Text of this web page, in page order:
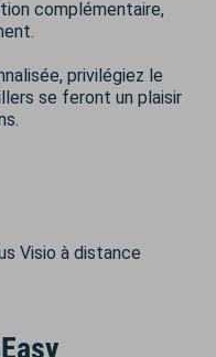
complémentaire,
privilégiez le
se feront un plaisir
Visio à distance